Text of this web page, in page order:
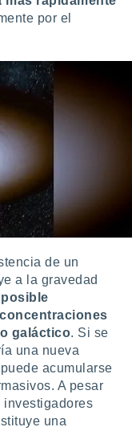
por el
de un
a la gravedad
galáctico. Si se
una nueva
acumularse
A pesar
investigadores
una